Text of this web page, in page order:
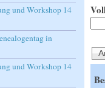
und Workshop 14
in
und Workshop 14